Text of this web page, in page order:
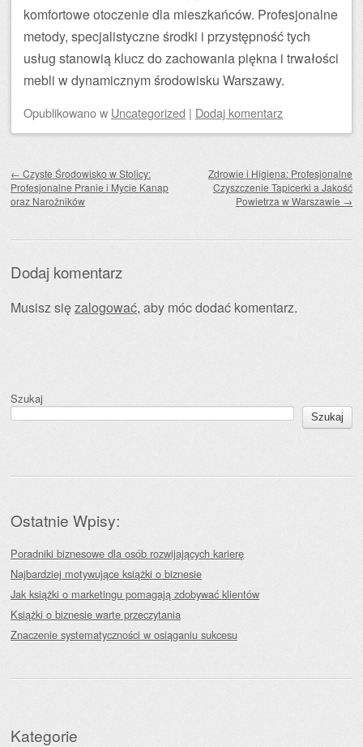
komfortowe otoczenie dla mieszkańców. Profesjonalne
metody, specjalistyczne środki i przystępność tych
usług stanowią klucz do zachowania piękna i trwałości
mebli w dynamicznym środowisku Warszawy.
Opublikowanow Uncategorized | Dodaj komentarz
← Czyste Środowisko w Stolicy:
Profesjonalne Pranie i Mycie Kanap
oraz Narożników
Zdrowie i Higiena: Profesjonalne
Czyszczenie Tapicerki a Jakość
Powietrza w Warszawie →
Dodaj komentarz
Musisz sięzalogować, aby móc dodać komentarz.
Szukaj
Szukaj
Ostatnie Wpisy:
Poradniki biznesowe dla osób rozwijających karierę
Najbardziej motywujące książki o biznesie
Jak książki o marketingu pomagają zdobywać klientów
Książki o biznesie warte przeczytania
Znaczenie systematyczności w osiąganiu sukcesu
Kategorie